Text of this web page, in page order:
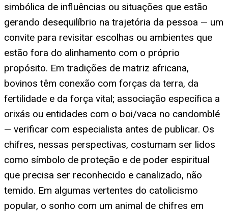
simbólica de influências ou situações que estão
gerando desequilíbrio na trajetória da pessoa — um
convite para revisitar escolhas ou ambientes que
estão fora do alinhamento com o próprio
propósito. Em tradições de matriz africana,
bovinos têm conexão com forças da terra, da
fertilidade e da força vital; associação específica a
orixás ou entidades com o boi/vaca no candomblé
— verificar com especialista antes de publicar. Os
chifres, nessas perspectivas, costumam ser lidos
como símbolo de proteção e de poder espiritual
que precisa ser reconhecido e canalizado, não
temido. Em algumas vertentes do catolicismo
popular, o sonho com um animal de chifres em